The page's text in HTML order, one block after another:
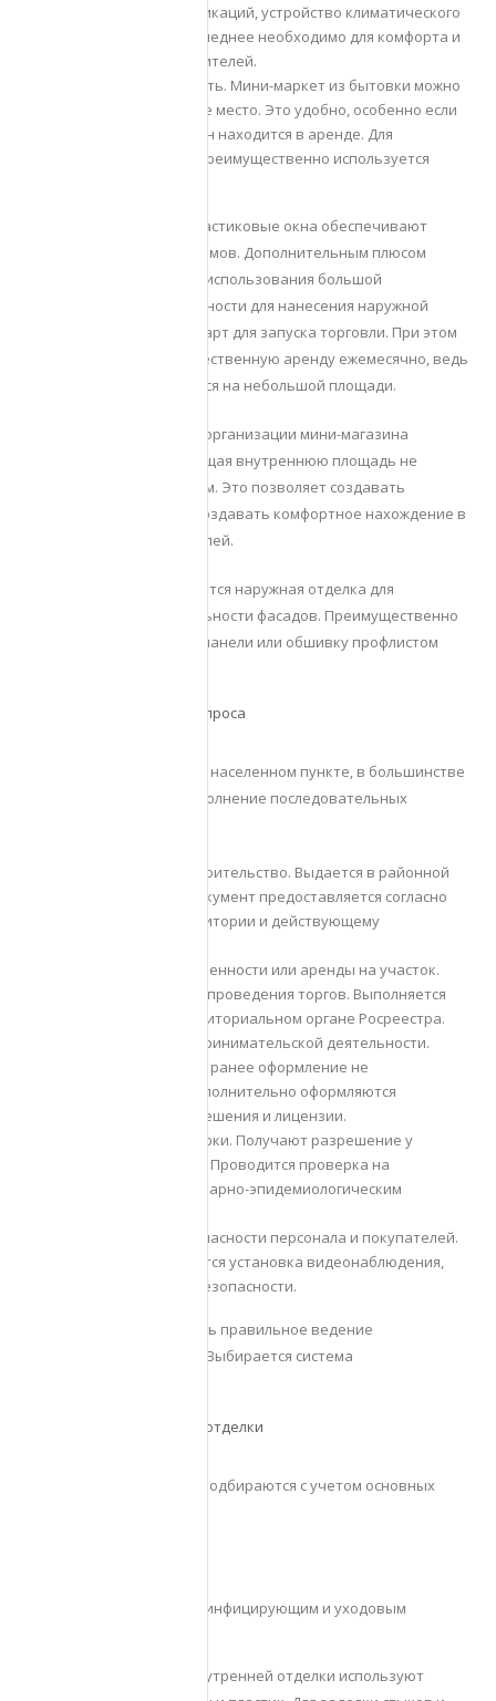
внедрение коммуникаций, устройство климатического
оборудования. Последнее необходимо для комфорта и
персонала, и посетителей.
Высокая мобильность. Мини-маркет из бытовки можно
перевезти на новое место. Это удобно, особенно если
участок под магазин находится в аренде. Для
транспортировки преимущественно используется
Современные металлопластиковые окна обеспечивают
надежную защиту от взломов. Дополнительным плюсом
становится возможность использования большой
светопрозрачной поверхности для нанесения наружной
рекламы. Это хороший старт для запуска торговли. При этом
не придется вносить существенную аренду ежемесячно, ведь
конструкция располагается на небольшой площади.
Обратите внимание! Для организации мини-магазина
подойдет бытовка, имеющая внутреннюю площадь не
меньше 4000х2400х2400 мм. Это позволяет создавать
подсобные помещения, создавать комфортное нахождение в
помещении для покупателей.
Дополнительно выполняется наружная отделка для
повышения презентабельности фасадов. Преимущественно
применяют полимерные панели или обшивку профлистом
Юридическая сторона вопроса
Чтобы открыть магазин в населенном пункте, в большинстве
случаев потребуется выполнение последовательных
Разрешение на строительство. Выдается в районной
администрации. Документ предоставляется согласно
зонированию территории и действующему
Оформление собственности или аренды на участок.
Выполняется после проведения торгов. Выполняется
регистрация в территориальном органе Росреестра.
Регистрация предпринимательской деятельности.
Производится, если ранее оформление не
производилось. Дополнительно оформляются
необходимые разрешения и лицензии.
Проведение проверки. Получают разрешение у
Роспотребнадзора. Проводится проверка на
соответствие санитарно-эпидемиологическим
Обеспечение безопасности персонала и покупателей.
По закону проводится установка видеонаблюдения,
систем пожарной безопасности.
Также нужно организовать правильное ведение
налогообложение и учет. Выбирается система
Выполнение внутренней отделки
Отделочные материалы подбираются с учетом основных
устойчивость к дезинфицирующим и уходовым
Преимущественно для внутренней отделки используют